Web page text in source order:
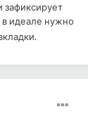
зафиксирует
идеале нужно